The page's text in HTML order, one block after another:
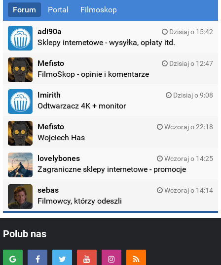
Forum Portal Filmoskop
adi90a Dzisiaj o 15:42
Sklepy internetowe - wysyłka, opłaty itd.
Mefisto Dzisiaj o 12:47
FilmoSkop - opinie i komentarze
Imirith Dzisiaj o 9:08
Odtwarzacz 4K + monitor
Mefisto Wczoraj o 22:18
Wojciech Has
lovelybones Wczoraj o 14:25
Zagraniczne sklepy internetowe - promocje
sebas Wczoraj o 14:14
Filmowcy, którzy odeszli
Polub nas